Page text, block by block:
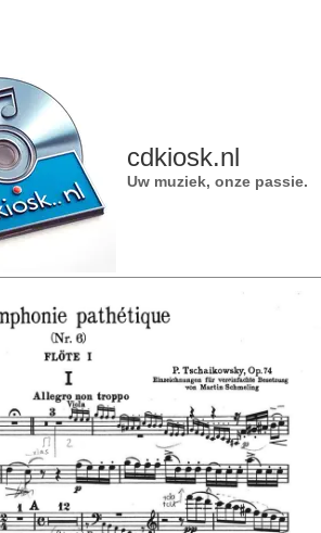
cdkiosk.nl
Uw muziek, onze passie.